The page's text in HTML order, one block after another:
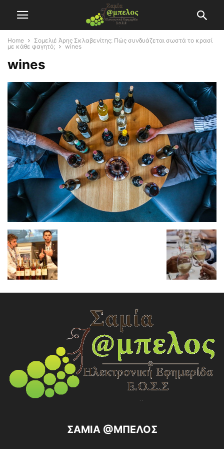
Home
Σομελιέ Άρης Σκλαβενίτης: Πώς συνδυάζεται σωστά το κρασί
με κάθε φαγητό;
wines
wines
ΣΑΜΙΑ @ΜΠΕΛΟΣ